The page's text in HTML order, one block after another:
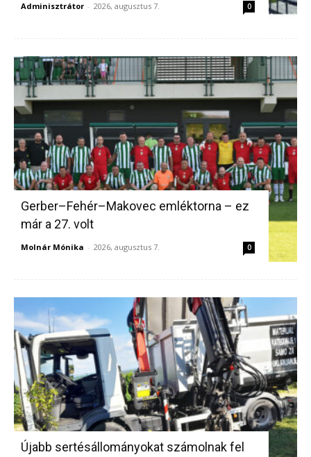
Adminisztrátor - 2026, augusztus 7. 0
Gerber–Fehér–Makovec emléktorna – ez
már a 27. volt
Molnár Mónika - 2026, augusztus 7. 0
Újabb sertésállományokat számolnak fel